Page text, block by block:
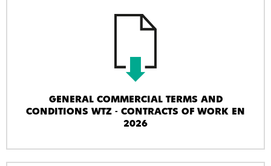
GENERAL COMMERCIAL TERMS AND
CONDITIONS WTZ - CONTRACTS OF WORK EN
2026